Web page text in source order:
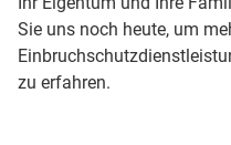
Sie uns noch heute, um
zu erfahren.